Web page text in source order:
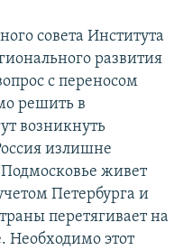
совета Института
развития
с переносом
решить в
возникнуть
излишне
живет
Петербурга и
перетягивает на
Необходимо этот